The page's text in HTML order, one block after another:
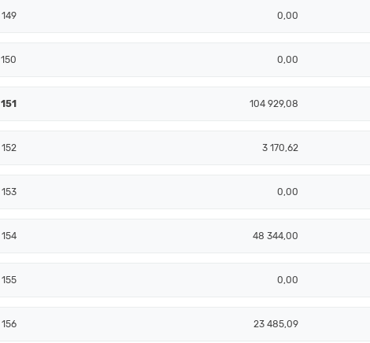
149 0,00
150 0,00
151 104 929,08
152 3 170,62
153 0,00
154 48 344,00
155 0,00
156 23 485,09